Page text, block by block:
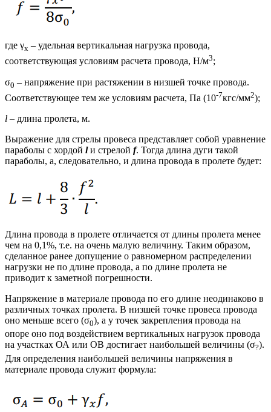
где γx – удельная вертикальная нагрузка провода,
соответствующая условиям расчета провода, Н/м3;
σ0 – напряжение при растяжении в низшей точке провода.
Соответствующее тем же условиям расчета, Па (10-7кгс/мм2);
l – длина пролета, м.
Выражение для стрелы провеса представляет собой уравнение
параболы с хордой lи стрелой f. Тогда длина дуги такой
параболы, а, следовательно, и длина провода в пролете будет:
Длина провода в пролете отличается от длины пролета менее
чем на 0,1%, т.е. на очень малую величину. Таким образом,
сделанное ранее допущение о равномерном распределении
нагрузки не по длине провода, а по длине пролета не
приводит к заметной погрешности.
Напряжение в материале провода по его длине неодинаково в
различных точках пролета. В низшей точке провеса провода
оно меньше всего (σ0), а у точек закрепления провода на
опоре оно под воздействием вертикальных нагрузок провода
на участках ОА или ОВ достигает наибольшей величины (σ?).
Для определения наибольшей величины напряжения в
материале провода служит формула: